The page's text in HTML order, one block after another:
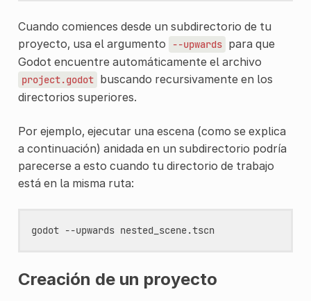
Cuando comiences desde un subdirectorio de tu
proyecto, usa el argumento
--upwards para que
Godot encuentre automáticamente el archivo
project.godot buscando recursivamente en los
directorios superiores.
Por ejemplo, ejecutar una escena (como se explica
a continuación) anidada en un subdirectorio podría
parecerse a esto cuando tu directorio de trabajo
está en la misma ruta:
godot --upwards nested_scene.tscn
Creación de un proyecto